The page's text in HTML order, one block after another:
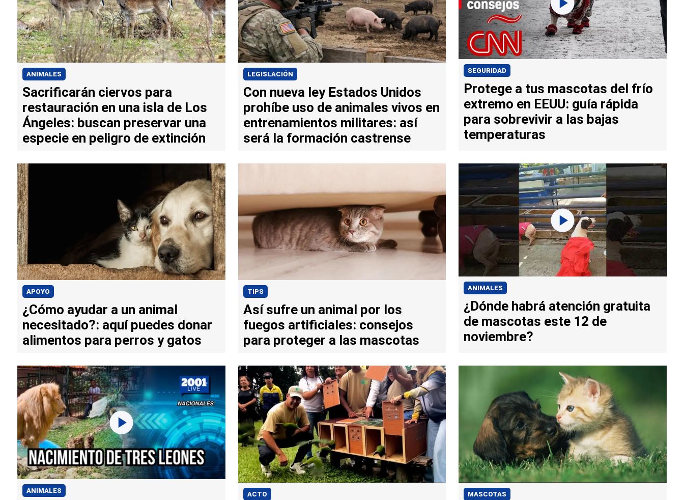
ANIMALES
Sacrificarán ciervos para
restauración en una isla de Los
Ángeles: buscan preservar una
especie en peligro de extinción
LEGISLACIÓN
Con nueva ley Estados Unidos
prohíbe uso de animales vivos en
entrenamientos militares: así
será la formación castrense
SEGURIDAD
Protege a tus mascotas del frío
extremo en EEUU: guía rápida
para sobrevivir a las bajas
temperaturas
APOYO
¿Cómo ayudar a un animal
necesitado?: aquí puedes donar
alimentos para perros y gatos
TIPS
Así sufre un animal por los
fuegos artificiales: consejos
para proteger a las mascotas
ANIMALES
¿Dónde habrá atención gratuita
de mascotas este 12 de
noviembre?
ANIMALES ACTO MASCOTAS